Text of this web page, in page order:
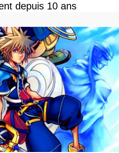
depuis 10 ans